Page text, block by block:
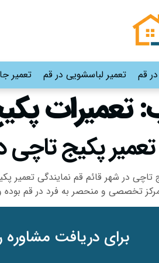
قم تعمیر لباسشویی در قم تعمیر
تعمیرات
پکیج تاچی در شهر قائم قم
تاچی در شهر قائم قم نمایندگی
تخصصی و منحصر به فرد در قم
برای دریافت مشاوره